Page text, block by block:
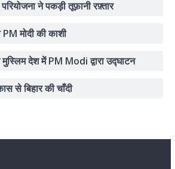
ने पकड़ी तूफ़ानी रफ़्तार
मोदी की काशी
मुस्लिम देश में PM Modi द्वारा उद्घाटन
से बिहार की चाँदी